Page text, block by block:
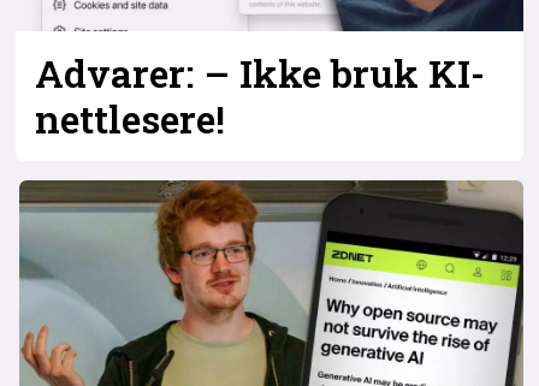
Advarer: – Ikke bruk KI-
nettlesere!